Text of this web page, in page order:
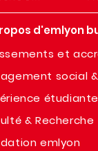
d'emlyon
et
social
étudiante
& Recherche
emlyon